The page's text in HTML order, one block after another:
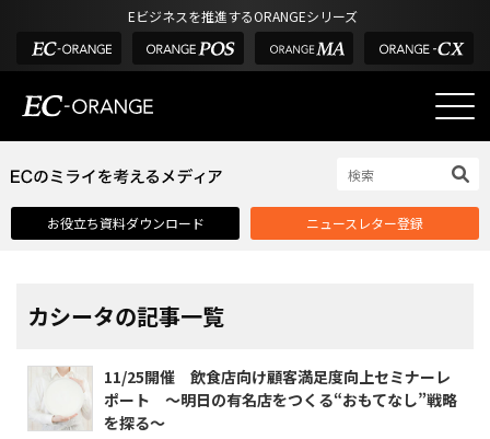
Eビジネスを推進するORANGEシリーズ
選ばれる理由
課題解決例
外部サービス連携
インフラ環境・サポート
お役立ち資料ダウンロード ニュースレター登録
カシータの記事一覧
11/25開催 飲食店向け顧客満足度向上セミナーレ
ポート ～明日の有名店をつくる“おもてなし”戦略
を探る～